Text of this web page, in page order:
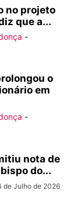
no projeto
que a...
-
o
em
-
nota de
do...
de Julho de 2026